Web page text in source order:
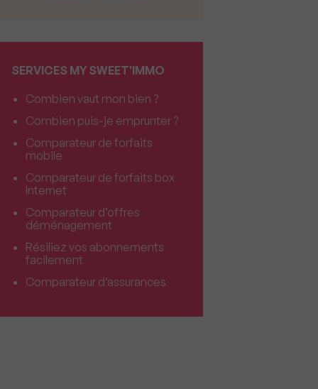
SERVICES MY SWEET'IMMO
Combien vaut mon bien ?
Combien puis-je emprunter ?
Comparateur de forfaits
mobile
Comparateur de forfaits box
Internet
Comparateur d’offres
déménagement
Résiliez vos abonnements
facilement
Comparateur d’assurances